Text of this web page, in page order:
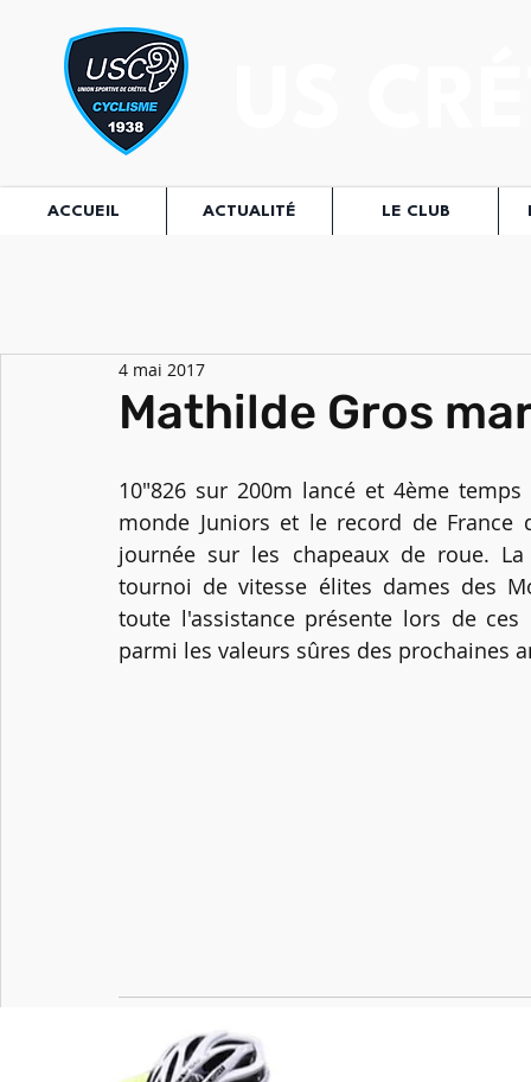
ACCUEIL ACTUALITÉ LE CLUB
Mathilde Gros
4 mai 2017
10"826 sur 200m lancé et 4ème
monde Juniors et le record de France
journée sur les chapeaux de roue.
tournoi de vitesse élites dames des
toute l'assistance présente lors de
parmi les valeurs sûres des prochaines